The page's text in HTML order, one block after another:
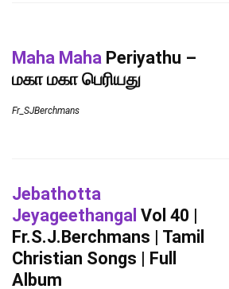
Maha Maha Periyathu –
மகா மகா பெரியது
Fr_SJBerchmans
Jebathotta
Jeyageethangal Vol 40 |
Fr.S.J.Berchmans | Tamil
Christian Songs | Full
Album